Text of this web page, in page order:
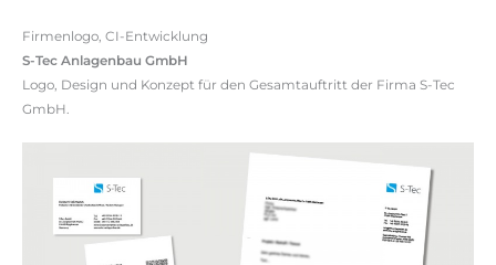
Firmenlogo, CI-Entwicklung
S-Tec Anlagenbau GmbH
Logo, Design und Konzept für den Gesamtauftritt der Firma S-Tec
GmbH.